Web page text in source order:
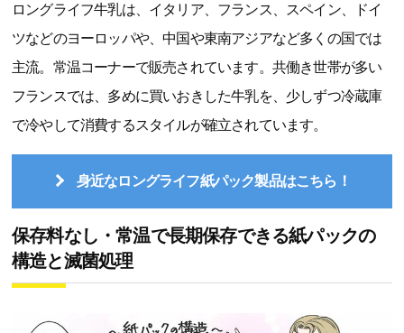
ロングライフ牛乳は、イタリア、フランス、スペイン、ドイ
ツなどのヨーロッパや、中国や東南アジアなど多くの国では
主流。常温コーナーで販売されています。共働き世帯が多い
フランスでは、多めに買いおきした牛乳を、少しずつ冷蔵庫
で冷やして消費するスタイルが確立されています。
身近なロングライフ紙パック製品はこちら！
保存料なし・常温で長期保存できる紙パックの
構造と滅菌処理